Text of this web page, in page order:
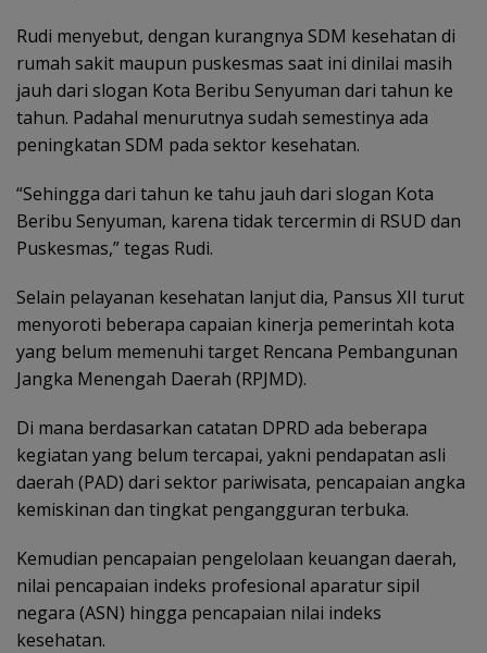
Rudi menyebut, dengan kurangnya SDM kesehatan di
rumah sakit maupun puskesmas saat ini dinilai masih
jauh dari slogan Kota Beribu Senyuman dari tahun ke
tahun. Padahal menurutnya sudah semestinya ada
peningkatan SDM pada sektor kesehatan.
“Sehingga dari tahun ke tahu jauh dari slogan Kota
Beribu Senyuman, karena tidak tercermin di RSUD dan
Puskesmas,” tegas Rudi.
Selain pelayanan kesehatan lanjut dia, Pansus XII turut
menyoroti beberapa capaian kinerja pemerintah kota
yang belum memenuhi target Rencana Pembangunan
Jangka Menengah Daerah (RPJMD).
Di mana berdasarkan catatan DPRD ada beberapa
kegiatan yang belum tercapai, yakni pendapatan asli
daerah (PAD) dari sektor pariwisata, pencapaian angka
kemiskinan dan tingkat pengangguran terbuka.
Kemudian pencapaian pengelolaan keuangan daerah,
nilai pencapaian indeks profesional aparatur sipil
negara (ASN) hingga pencapaian nilai indeks
kesehatan.